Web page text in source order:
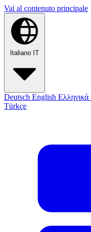
Vai al contenuto principale
Italiano IT
Deutsch English Ελληνικά
Türkçe